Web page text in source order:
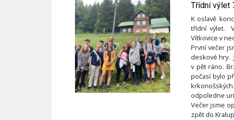
Třídní výlet
K oslavě
třídní výlet.
Vítkovice v
První večer
deskové hry.
v pět ráno.
počasí bylo
odpoledne
Večer jsme
zpět do